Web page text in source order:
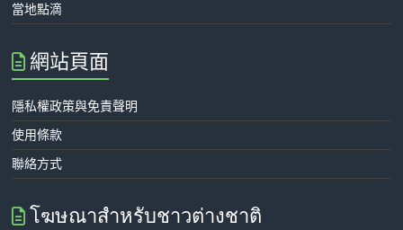
當地點滴
網站頁面
隱私權政策與免責聲明
使用條款
聯絡方式
โฆษณาสำหรับชาวต่างชาติ